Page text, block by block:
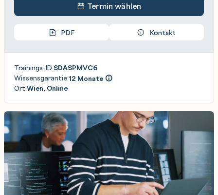
Termin wählen
PDF Kontakt
Trainings-ID:SDASPMVC6
Wissensgarantie:12 Monate
Ort:Wien, Online